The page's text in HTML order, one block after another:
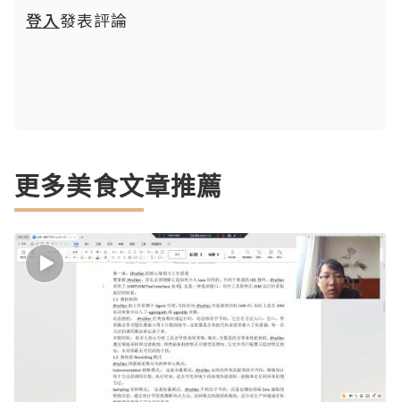
登入發表評論
更多美食文章推薦